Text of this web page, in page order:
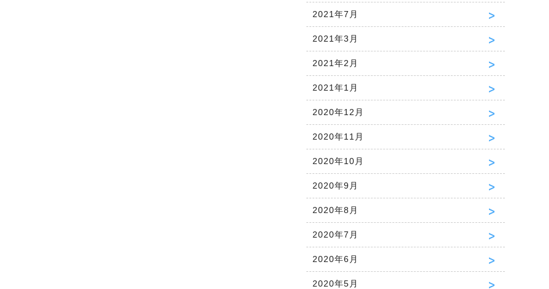
2021年7月
2021年3月
2021年2月
2021年1月
2020年12月
2020年11月
2020年10月
2020年9月
2020年8月
2020年7月
2020年6月
2020年5月